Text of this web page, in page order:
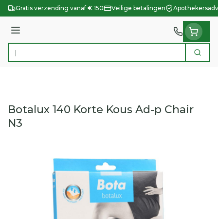
Ga naar de inhoud
Gratis verzending vanaf € 150 Veilige betalingen
Menu
Product, merk, categorie... Zoek
Botalux 140 Korte Kous Ad-p Chair
N3